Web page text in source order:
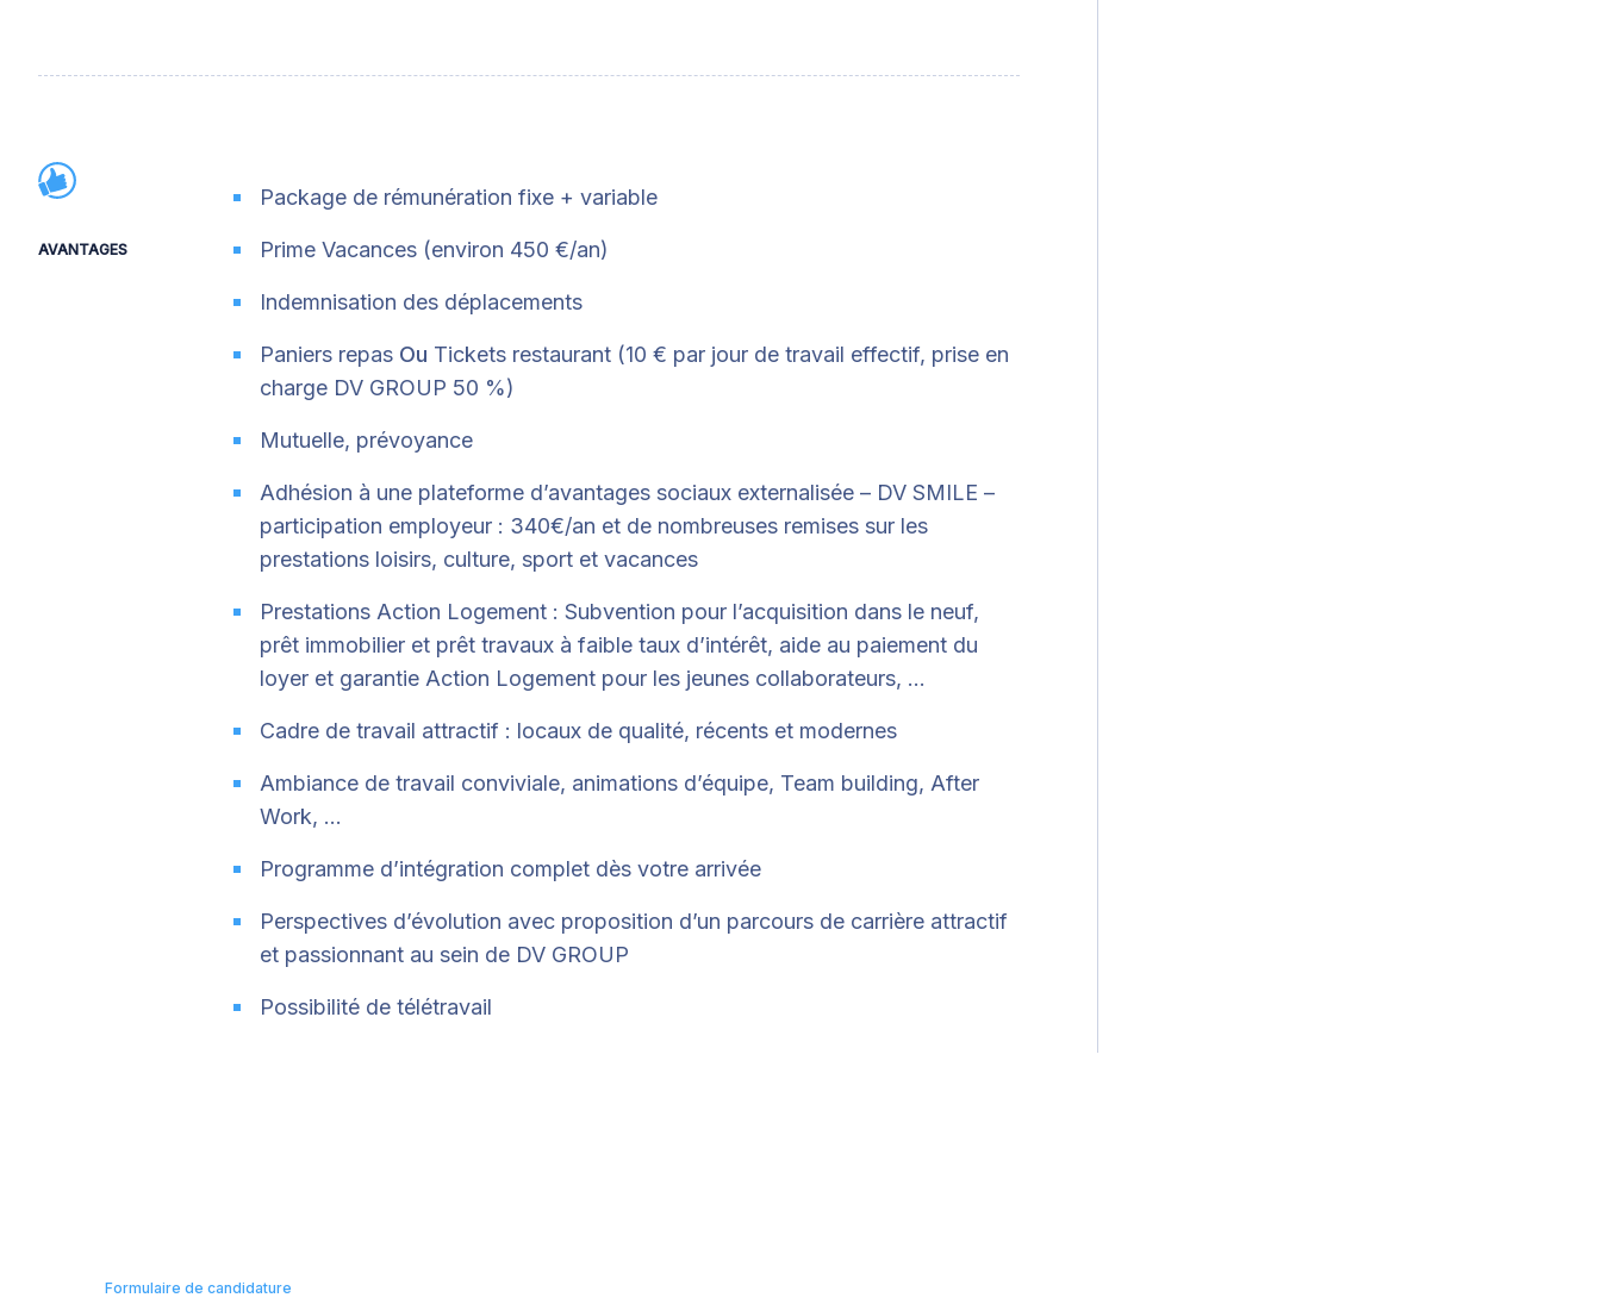
AVANTAGES
Package de rémunération fixe + variable
Prime Vacances (environ 450 €/an)
Indemnisation des déplacements
Paniers repas Ou Tickets restaurant (10 € par jour de travail effectif, prise en
charge DV GROUP 50 %)
Mutuelle, prévoyance
Adhésion à une plateforme d’avantages sociaux externalisée – DV SMILE –
participation employeur : 340€/an et de nombreuses remises sur les
prestations loisirs, culture, sport et vacances
Prestations Action Logement : Subvention pour l’acquisition dans le neuf,
prêt immobilier et prêt travaux à faible taux d’intérêt, aide au paiement du
loyer et garantie Action Logement pour les jeunes collaborateurs, …
Cadre de travail attractif : locaux de qualité, récents et modernes
Ambiance de travail conviviale, animations d’équipe, Team building, After
Work, …
Programme d’intégration complet dès votre arrivée
Perspectives d’évolution avec proposition d’un parcours de carrière attractif
et passionnant au sein de DV GROUP
Possibilité de télétravail
Formulaire de candidature